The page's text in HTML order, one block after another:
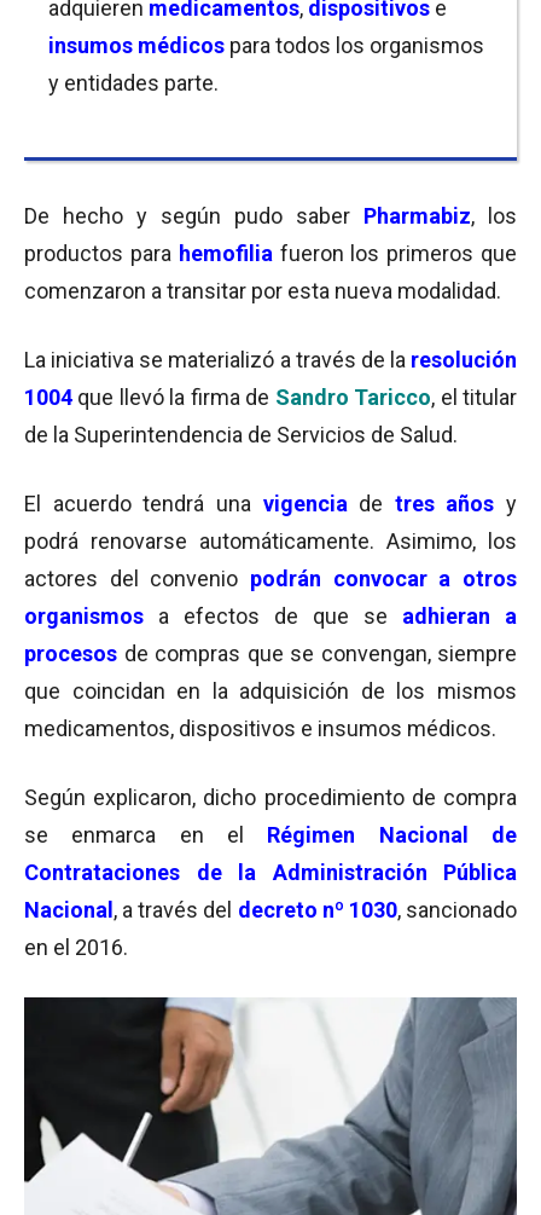
adquieren medicamentos, dispositivos e
insumos médicos para todos los organismos
y entidades parte.
De hecho y según pudo saber Pharmabiz, los
productos para hemofilia fueron los primeros que
comenzaron a transitar por esta nueva modalidad.
La iniciativa se materializó a través de la resolución
1004 que llevó la firma de Sandro Taricco, el titular
de la Superintendencia de Servicios de Salud.
El acuerdo tendrá una vigencia de tres años y
podrá renovarse automáticamente. Asimimo, los
actores del convenio podrán convocar a otros
organismos
a efectos de que se adhieran a
procesos de compras que se convengan, siempre
que coincidan en la adquisición de los mismos
medicamentos, dispositivos e insumos médicos.
Según explicaron, dicho procedimiento de compra
se enmarca en el Régimen Nacional de
Contrataciones de la Administración Pública
Nacional , a través del decreto nº 1030, sancionado
en el 2016.